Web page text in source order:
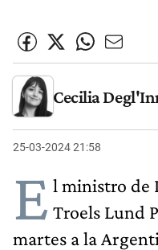
Cecilia
25-03-2024 21:58
E l ministro de
Troels Lund
martes a la